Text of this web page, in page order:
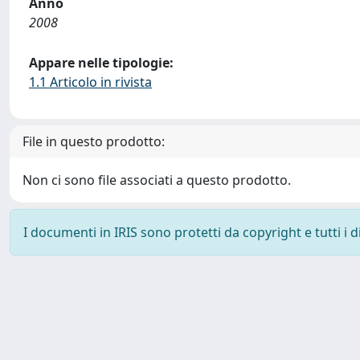
2008
Appare nelle tipologie:
1.1 Articolo in rivista
File in questo prodotto:
Non ci sono file associati a questo prodotto.
I documenti in IRIS sono protetti da copyright e tutti i